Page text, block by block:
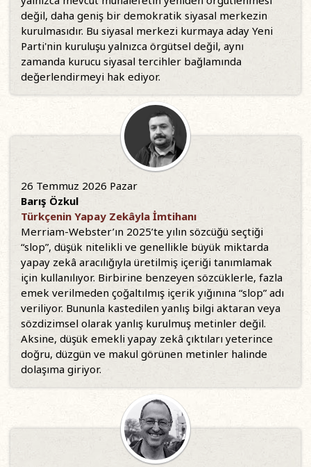
değil, daha geniş bir demokratik siyasal merkezin
kurulmasıdır. Bu siyasal merkezi kurmaya aday Yeni
Parti'nin kuruluşu yalnızca örgütsel değil, aynı
zamanda kurucu siyasal tercihler bağlamında
değerlendirmeyi hak ediyor.
26 Temmuz 2026 Pazar
Barış Özkul
Türkçenin Yapay Zekâyla İmtihanı
Merriam-Webster’ın 2025’te yılın sözcüğü seçtiği
“slop”, düşük nitelikli ve genellikle büyük miktarda
yapay zekâ aracılığıyla üretilmiş içeriği tanımlamak
için kullanılıyor. Birbirine benzeyen sözcüklerle, fazla
emek verilmeden çoğaltılmış içerik yığınına “slop” adı
veriliyor. Bununla kastedilen yanlış bilgi aktaran veya
sözdizimsel olarak yanlış kurulmuş metinler değil.
Aksine, düşük emekli yapay zekâ çıktıları yeterince
doğru, düzgün ve makul görünen metinler halinde
dolaşıma giriyor.